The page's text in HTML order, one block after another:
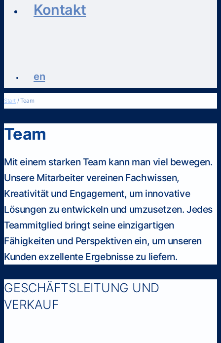
Kontakt
en
Start / Team
Team
Mit einem starken Team kann man viel bewegen.
Unsere Mitarbeiter vereinen Fachwissen,
Kreativität und Engagement, um innovative
Lösungen zu entwickeln und umzusetzen. Jedes
Teammitglied bringt seine einzigartigen
Fähigkeiten und Perspektiven ein, um unseren
Kunden exzellente Ergebnisse zu liefern.
GESCHÄFTSLEITUNG UND
VERKAUF